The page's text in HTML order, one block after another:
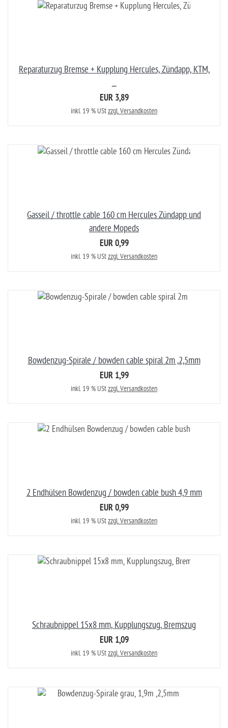
Reparaturzug Bremse + Kupplung Hercules, Zündapp, KTM,
...
EUR 3,89
inkl. 19 % UStzzgl. Versandkosten
Gasseil / throttle cable 160 cm Hercules Zündapp und
andere Mopeds
EUR 0,99
inkl. 19 % UStzzgl. Versandkosten
Bowdenzug-Spirale / bowden cable spiral 2m ,2,5mm
EUR 1,99
inkl. 19 % UStzzgl. Versandkosten
2 Endhülsen Bowdenzug / bowden cable bush 4,9 mm
EUR 0,99
inkl. 19 % UStzzgl. Versandkosten
Schraubnippel 15x8 mm, Kupplungszug, Bremszug
EUR 1,09
inkl. 19 % UStzzgl. Versandkosten